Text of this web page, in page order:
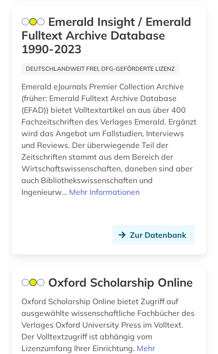
Emerald Insight / Emerald
Fulltext Archive Database
1990-2023
DEUTSCHLANDWEIT FREI, DFG-GEFÖRDERTE LIZENZ
Emerald eJournals Premier Collection Archive
(früher: Emerald Fulltext Archive Database
(EFAD)) bietet Volltextartikel an aus über 400
Fachzeitschriften des Verlages Emerald. Ergänzt
wird das Angebot um Fallstudien, Interviews
und Reviews. Der überwiegende Teil der
Zeitschriften stammt aus dem Bereich der
Wirtschaftswissenschaften, daneben sind aber
auch Bibliothekswissenschaften und
Ingenieurw... Mehr Informationen
Zur Datenbank
Oxford Scholarship Online
Oxford Scholarship Online bietet Zugriff auf
ausgewählte wissenschaftliche Fachbücher des
Verlages Oxford University Press im Volltext.
Der Volltextzugriff ist abhängig vom
Lizenzumfang Ihrer Einrichtung. Mehr